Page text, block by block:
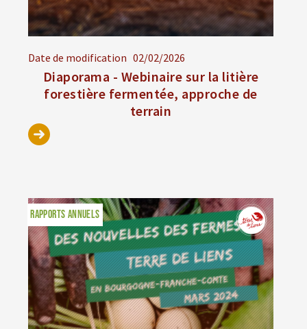
Date de modification 02/02/2026
Diaporama - Webinaire sur la litière
forestière fermentée, approche de
terrain
RAPPORTS ANNUELS